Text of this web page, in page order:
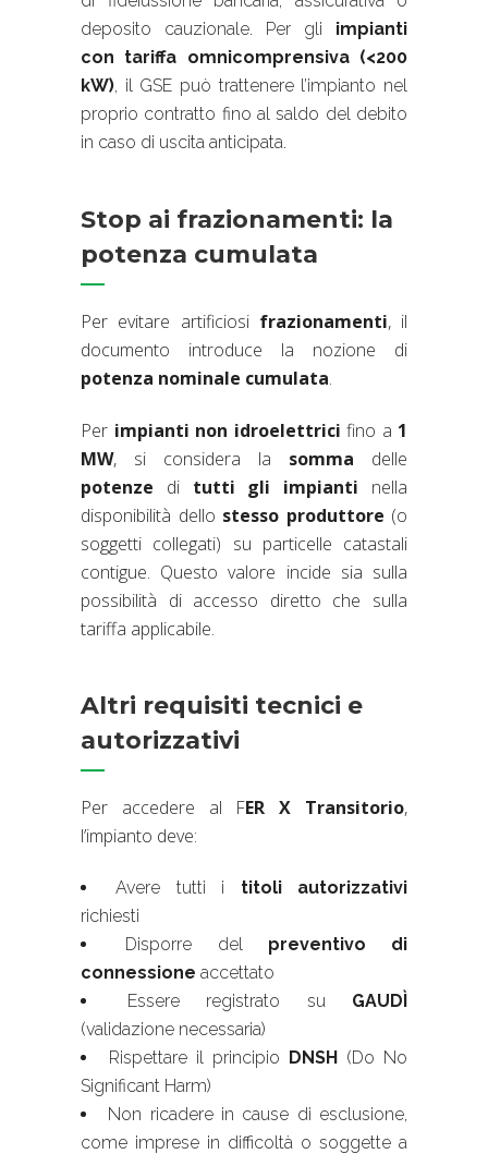
deposito cauzionale. Per gli impianti
con tariffa omnicomprensiva (<200
kW), il GSE può trattenere l’impianto nel
proprio contratto fino al saldo del debito
in caso di uscita anticipata.
Stop ai frazionamenti: la
potenza cumulata
Per evitare artificiosi frazionamenti, il
documento introduce la nozione di
potenza nominale cumulata.
Per impianti non idroelettrici fino a 1
MW, si considera la somma delle
potenze di tutti gli impianti nella
disponibilità dello stesso produttore (o
soggetti collegati) su particelle catastali
contigue. Questo valore incide sia sulla
possibilità di accesso diretto che sulla
tariffa applicabile.
Altri requisiti tecnici e
autorizzativi
Per accedere al FER X Transitorio,
l’impianto deve:
Avere tutti i titoli autorizzativi
richiesti
Disporre del preventivo di
connessione accettato
Essere registrato su GAUDÌ
(validazione necessaria)
Rispettare il principio DNSH (Do No
Significant Harm)
Non ricadere in cause di esclusione,
come imprese in difficoltà o soggette a